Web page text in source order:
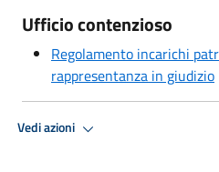
Ufficio contenzioso
Regolamento incarichi
rappresentanza in giudizio
Vedi azioni